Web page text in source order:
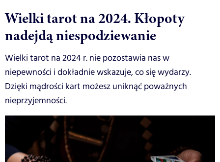
Wielki tarot na 2024. Kłopoty
nadejdą niespodziewanie
Wielki tarot na 2024 r. nie pozostawia nas w
niepewności i dokładnie wskazuje, co się wydarzy.
Dzięki mądrości kart możesz uniknąć poważnych
nieprzyjemności.